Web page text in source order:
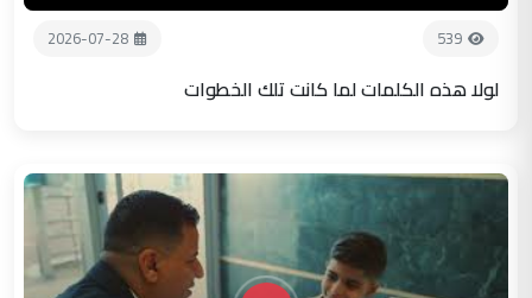
539
2026-07-28
لولا هذه الكلمات لما كانت تلك الخطوات